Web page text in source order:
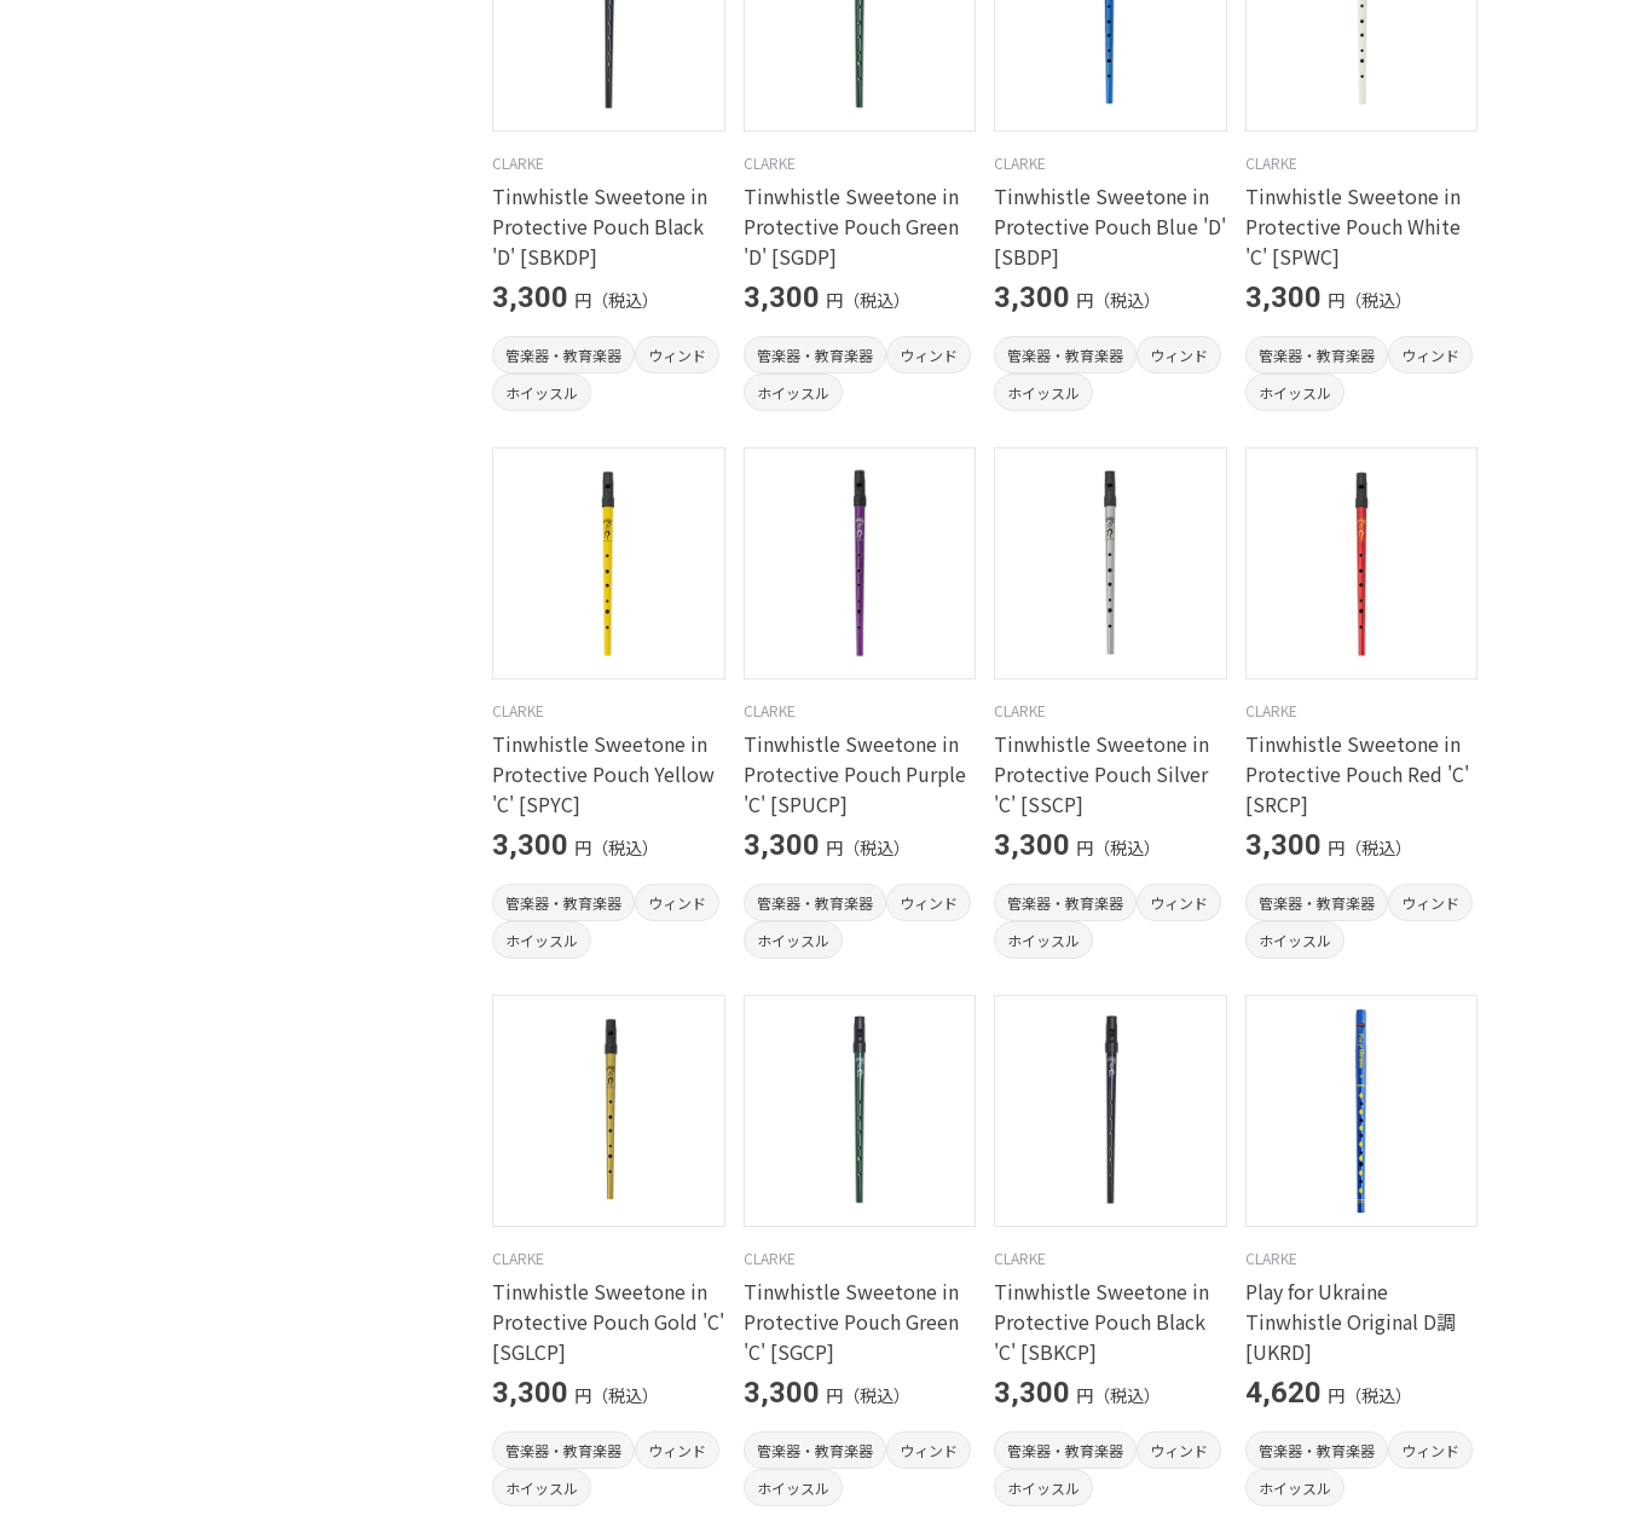
CLARKE
Tinwhistle Sweetone in
Protective Pouch Black
'D' [SBKDP]
3,300 円（税込）
管楽器・教育楽器
ウィンド
ホイッスル
CLARKE
Tinwhistle Sweetone in
Protective Pouch Green
'D' [SGDP]
3,300 円（税込）
管楽器・教育楽器
ウィンド
ホイッスル
CLARKE
Tinwhistle Sweetone in
Protective Pouch Blue 'D'
[SBDP]
3,300 円（税込）
管楽器・教育楽器
ウィンド
ホイッスル
CLARKE
Tinwhistle Sweetone in
Protective Pouch White
'C' [SPWC]
3,300 円（税込）
管楽器・教育楽器
ウィンド
ホイッスル
CLARKE
Tinwhistle Sweetone in
Protective Pouch Yellow
'C' [SPYC]
3,300 円（税込）
管楽器・教育楽器
ウィンド
ホイッスル
CLARKE
Tinwhistle Sweetone in
Protective Pouch Purple
'C' [SPUCP]
3,300 円（税込）
管楽器・教育楽器
ウィンド
ホイッスル
CLARKE
Tinwhistle Sweetone in
Protective Pouch Silver
'C' [SSCP]
3,300 円（税込）
管楽器・教育楽器
ウィンド
ホイッスル
CLARKE
Tinwhistle Sweetone in
Protective Pouch Red 'C'
[SRCP]
3,300 円（税込）
管楽器・教育楽器
ウィンド
ホイッスル
CLARKE
Tinwhistle Sweetone in
Protective Pouch Gold 'C'
[SGLCP]
3,300 円（税込）
管楽器・教育楽器
ウィンド
ホイッスル
CLARKE
Tinwhistle Sweetone in
Protective Pouch Green
'C' [SGCP]
3,300 円（税込）
管楽器・教育楽器
ウィンド
ホイッスル
CLARKE
Tinwhistle Sweetone in
Protective Pouch Black
'C' [SBKCP]
3,300 円（税込）
管楽器・教育楽器
ウィンド
ホイッスル
CLARKE
Play for Ukraine
Tinwhistle Original D調
[UKRD]
4,620 円（税込）
管楽器・教育楽器
ウィンド
ホイッスル